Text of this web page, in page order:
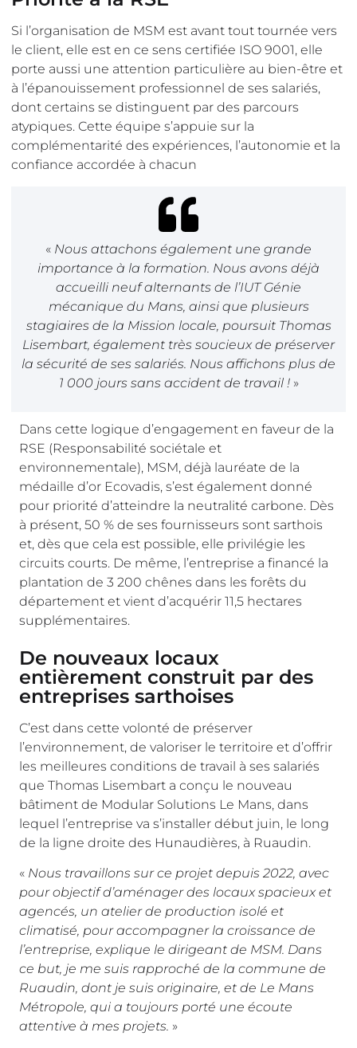
Si l’organisation de MSM est avant tout tournée vers
le client, elle est en ce sens certifiée ISO 9001, elle
porte aussi une attention particulière au bien-être et
à l’épanouissement professionnel de ses salariés,
dont certains se distinguent par des parcours
atypiques. Cette équipe s’appuie sur la
complémentarité des expériences, l’autonomie et la
confiance accordée à chacun
« Nous attachons également une grande
importance à la formation. Nous avons déjà
accueilli neuf alternants de l’IUT Génie
mécanique du Mans, ainsi que plusieurs
stagiaires de la Mission locale, poursuit Thomas
Lisembart, également très soucieux de préserver
la sécurité de ses salariés. Nous affichons plus de
1 000 jours sans accident de travail !»
Dans cette logique d’engagement en faveur de la
RSE (Responsabilité sociétale et
environnementale), MSM, déjà lauréate de la
médaille d’or Ecovadis, s’est également donné
pour priorité d’atteindre la neutralité carbone. Dès
à présent, 50 % de ses fournisseurs sont sarthois
et, dès que cela est possible, elle privilégie les
circuits courts. De même, l’entreprise a financé la
plantation de 3 200 chênes dans les forêts du
département et vient d’acquérir 11,5 hectares
supplémentaires.
De nouveaux locaux
entièrement construit par des
entreprises sarthoises
C’est dans cette volonté de préserver
l’environnement, de valoriser le territoire et d’offrir
les meilleures conditions de travail à ses salariés
que Thomas Lisembart a conçu le nouveau
bâtiment de Modular Solutions Le Mans, dans
lequel l’entreprise va s’installer début juin, le long
de la ligne droite des Hunaudières, à Ruaudin.
« Nous travaillons sur ce projet depuis 2022, avec
pour objectif d’aménager des locaux spacieux et
agencés, un atelier de production isolé et
climatisé, pour accompagner la croissance de
l’entreprise, explique le dirigeant de MSM. Dans
ce but, je me suis rapproché de la commune de
Ruaudin, dont je suis originaire, et de Le Mans
Métropole, qui a toujours porté une écoute
attentive à mes projets. »